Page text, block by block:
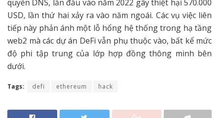
quyền DNS, lần đầu vào năm 2022 gây thiệt hại 570.000
USD, lần thứ hai xảy ra vào năm ngoái. Các vụ việc liên
tiếp này phản ánh một lỗ hổng hệ thống trong hạ tầng
web2 mà các dự án DeFi vẫn phụ thuộc vào, bất kể mức
độ phi tập trung của lớp hợp đồng thông minh bên
dưới.
Tags: defi ethereum hack